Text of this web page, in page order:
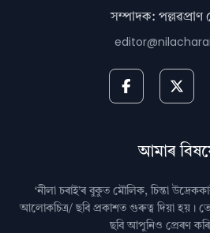
সম্পাদক: পল্লৱপ্ৰাণ
আমাৰ
‘নীলা চৰাই’ৰ বুকুত মৌলিক, চিন্তা
আলোকচিত্ৰ/ ছবি প্রকাশত গুৰুত্ব দিয়া হয়।
ছবি আপুনিও প্রেৰণ